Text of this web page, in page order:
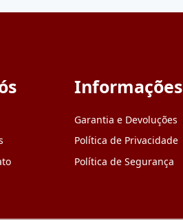
Informações
Garantia e Devoluções
Política de Privacidade
Política de Segurança